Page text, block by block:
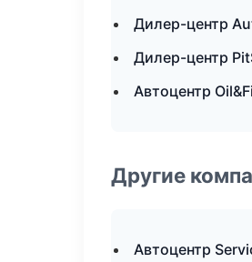
Дилер-центр
Дилер-центр
Автоцентр
Другие
Автоцентр